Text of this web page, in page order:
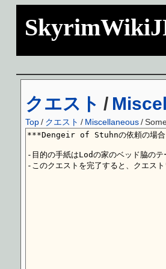
クエスト /
Top/ クエスト / Miscellaneous /